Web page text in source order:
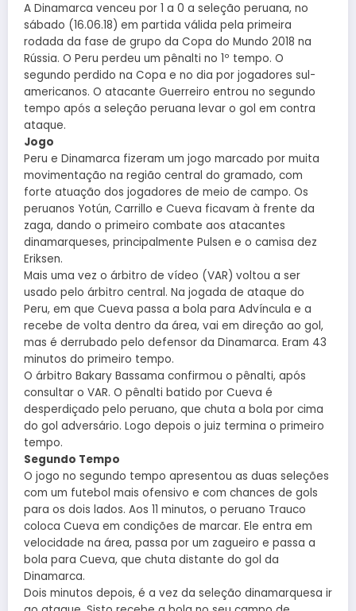
A Dinamarca venceu por 1 a 0 a seleção peruana, no
sábado (16.06.18) em partida válida pela primeira
rodada da fase de grupo da Copa do Mundo 2018 na
Rússia. O Peru perdeu um pênalti no 1º tempo. O
segundo perdido na Copa e no dia por jogadores sul-
americanos. O atacante Guerreiro entrou no segundo
tempo após a seleção peruana levar o gol em contra
ataque.
Jogo
Peru e Dinamarca fizeram um jogo marcado por muita
movimentação na região central do gramado, com
forte atuação dos jogadores de meio de campo. Os
peruanos Yotún, Carrillo e Cueva ficavam à frente da
zaga, dando o primeiro combate aos atacantes
dinamarqueses, principalmente Pulsen e o camisa dez
Eriksen.
Mais uma vez o árbitro de vídeo (VAR) voltou a ser
usado pelo árbitro central. Na jogada de ataque do
Peru, em que Cueva passa a bola para Advíncula e a
recebe de volta dentro da área, vai em direção ao gol,
mas é derrubado pelo defensor da Dinamarca. Eram 43
minutos do primeiro tempo.
O árbitro Bakary Bassama confirmou o pênalti, após
consultar o VAR. O pênalti batido por Cueva é
desperdiçado pelo peruano, que chuta a bola por cima
do gol adversário. Logo depois o juiz termina o primeiro
tempo.
Segundo Tempo
O jogo no segundo tempo apresentou as duas seleções
com um futebol mais ofensivo e com chances de gols
para os dois lados. Aos 11 minutos, o peruano Trauco
coloca Cueva em condições de marcar. Ele entra em
velocidade na área, passa por um zagueiro e passa a
bola para Cueva, que chuta distante do gol da
Dinamarca.
Dois minutos depois, é a vez da seleção dinamarquesa ir